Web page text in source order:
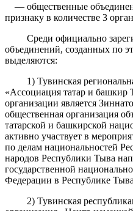
— общественные
признаку в количестве 3
Среди официально
объединений, созданных по
выделяются:
1) Тувинская
«Ассоциация татар и башкир
организации является
общественная организация
татарской и башкирской
активно участвует в
по делам национальностей
народов Республики Тыва
государственной
Федерации в Республике
2) Тувинская